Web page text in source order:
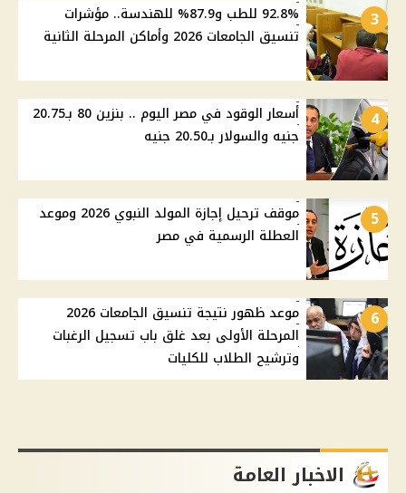
3
92.8% للطب و87.9% للهندسة.. مؤشرات
تنسيق الجامعات 2026 وأماكن المرحلة الثانية
4
أسعار الوقود في مصر اليوم .. بنزين 80 بـ20.75
جنيه والسولار بـ20.50 جنيه
5
موقف ترحيل إجازة المولد النبوي 2026 وموعد
العطلة الرسمية في مصر
6
موعد ظهور نتيجة تنسيق الجامعات 2026
المرحلة الأولى بعد غلق باب تسجيل الرغبات
وترشيح الطلاب للكليات
الاخبار العامة